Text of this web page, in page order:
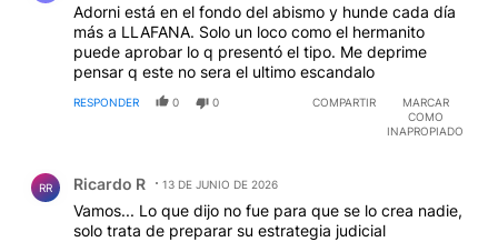
Adorni está en el fondo del abismo y hunde cada día
más a LLAFANA. Solo un loco como el hermanito
puede aprobar lo q presentó el tipo. Me deprime
pensar q este no sera el ultimo escandalo
RESPONDER 0 0 COMPARTIR
MARCAR
COMO
INAPROPIADO
RR Ricardo R 13 DE JUNIO DE 2026
Vamos... Lo que dijo no fue para que se lo crea nadie,
solo trata de preparar su estrategia judicial